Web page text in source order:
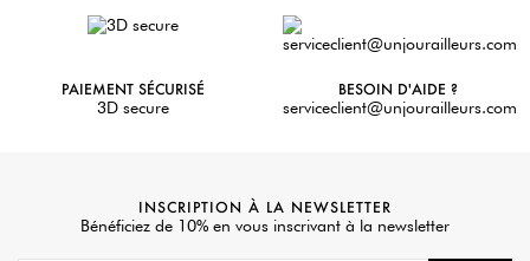
PAIEMENT SÉCURISÉ
3D secure
BESOIN D'AIDE ?
serviceclient@unjourailleurs.com
INSCRIPTION À LA NEWSLETTER
Bénéficiez de 10% en vous inscrivant à la newsletter